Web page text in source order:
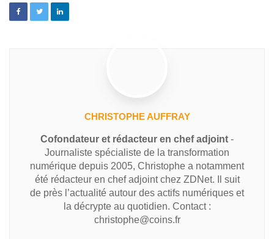
CHRISTOPHE AUFFRAY
Cofondateur et rédacteur en chef adjoint -
Journaliste spécialiste de la transformation
numérique depuis 2005, Christophe a notamment
été rédacteur en chef adjoint chez ZDNet. Il suit
de près l’actualité autour des actifs numériques et
la décrypte au quotidien. Contact :
christophe@coins.fr